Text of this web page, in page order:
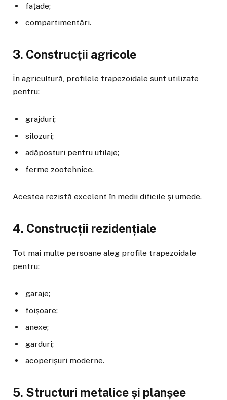
fațade;
compartimentări.
3. Construcții agricole
În agricultură, profilele trapezoidale sunt utilizate
pentru:
grajduri;
silozuri;
adăposturi pentru utilaje;
ferme zootehnice.
Acestea rezistă excelent în medii dificile și umede.
4. Construcții rezidențiale
Tot mai multe persoane aleg profile trapezoidale
pentru:
garaje;
foișoare;
anexe;
garduri;
acoperișuri moderne.
5. Structuri metalice și planșee